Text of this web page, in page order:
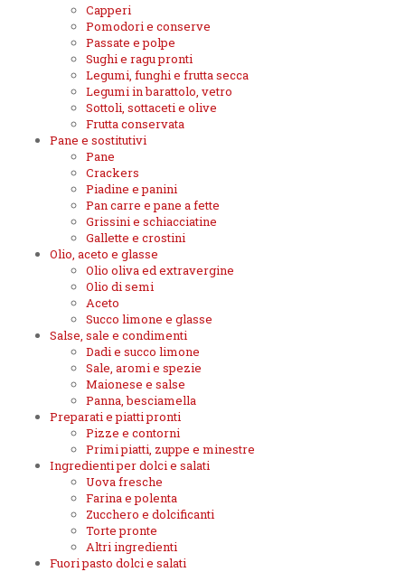
Capperi
Pomodori e conserve
Passate e polpe
Sughi e ragu pronti
Legumi, funghi e frutta secca
Legumi in barattolo, vetro
Sottoli, sottaceti e olive
Frutta conservata
Pane e sostitutivi
Pane
Crackers
Piadine e panini
Pan carre e pane a fette
Grissini e schiacciatine
Gallette e crostini
Olio, aceto e glasse
Olio oliva ed extravergine
Olio di semi
Aceto
Succo limone e glasse
Salse, sale e condimenti
Dadi e succo limone
Sale, aromi e spezie
Maionese e salse
Panna, besciamella
Preparati e piatti pronti
Pizze e contorni
Primi piatti, zuppe e minestre
Ingredienti per dolci e salati
Uova fresche
Farina e polenta
Zucchero e dolcificanti
Torte pronte
Altri ingredienti
Fuori pasto dolci e salati